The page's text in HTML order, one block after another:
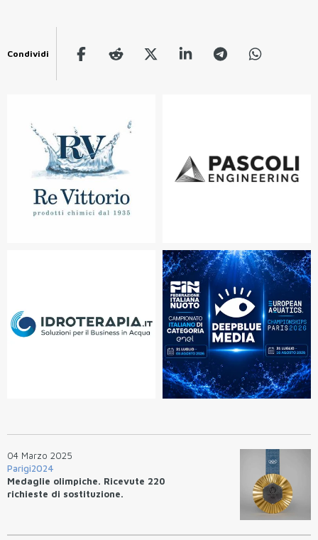
Condividi
04 Marzo 2025
Parigi2024
Medaglie olimpiche. Ricevute 220
richieste di sostituzione.